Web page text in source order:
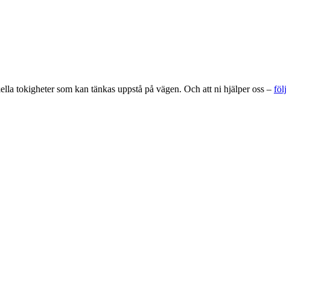
tokigheter som kan tänkas uppstå på vägen. Och att ni hjälper oss – följ